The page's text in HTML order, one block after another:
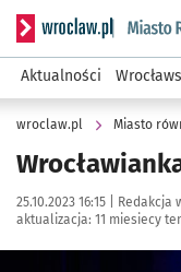
Serwis informacyjny
Aktualności
wroclaw.pl Miasto
Data publikacji:
25.10.2023 16:15 | Autor:
Redakcja
aktualizacja: 11 miesiecy